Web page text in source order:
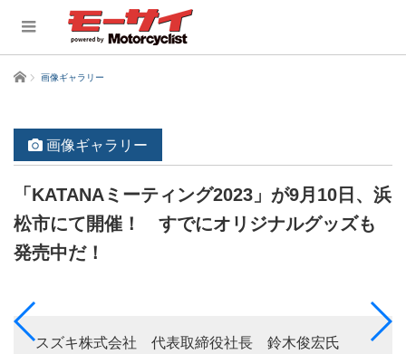
ホーム 画像ギャラリー
画像ギャラリー
「KATANAミーティング2023」が9月10日、浜
松市にて開催！ すでにオリジナルグッズも
発売中だ！
スズキ株式会社 代表取締役社長 鈴木俊宏氏